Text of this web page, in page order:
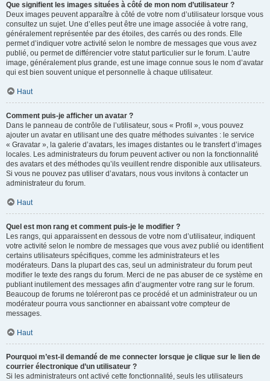
Que signifient les images situées à côté de mon nom d’utilisateur ?
Deux images peuvent apparaître à côté de votre nom d’utilisateur lorsque vous
consultez un sujet. Une d’elles peut être une image associée à votre rang,
généralement représentée par des étoiles, des carrés ou des ronds. Elle
permet d’indiquer votre activité selon le nombre de messages que vous avez
publié, ou permet de différencier votre statut particulier sur le forum. L’autre
image, généralement plus grande, est une image connue sous le nom d’avatar
qui est bien souvent unique et personnelle à chaque utilisateur.
Haut
Comment puis-je afficher un avatar ?
Dans le panneau de contrôle de l’utilisateur, sous « Profil », vous pouvez
ajouter un avatar en utilisant une des quatre méthodes suivantes : le service
« Gravatar », la galerie d’avatars, les images distantes ou le transfert d’images
locales. Les administrateurs du forum peuvent activer ou non la fonctionnalité
des avatars et des méthodes qu’ils veuillent rendre disponible aux utilisateurs.
Si vous ne pouvez pas utiliser d’avatars, nous vous invitons à contacter un
administrateur du forum.
Haut
Quel est mon rang et comment puis-je le modifier ?
Les rangs, qui apparaissent en dessous de votre nom d’utilisateur, indiquent
votre activité selon le nombre de messages que vous avez publié ou identifient
certains utilisateurs spécifiques, comme les administrateurs et les
modérateurs. Dans la plupart des cas, seul un administrateur du forum peut
modifier le texte des rangs du forum. Merci de ne pas abuser de ce système en
publiant inutilement des messages afin d’augmenter votre rang sur le forum.
Beaucoup de forums ne toléreront pas ce procédé et un administrateur ou un
modérateur pourra vous sanctionner en abaissant votre compteur de
messages.
Haut
Pourquoi m’est-il demandé de me connecter lorsque je clique sur le lien de
courrier électronique d’un utilisateur ?
Si les administrateurs ont activé cette fonctionnalité, seuls les utilisateurs